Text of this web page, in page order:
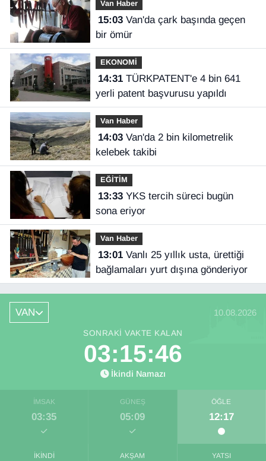
Van Haber
15:03Van'da çark başında geçen
bir ömür
EKONOMİ
14:31TÜRKPATENT'e 4 bin 641
yerli patent başvurusu yapıldı
Van Haber
14:03Van'da 2 bin kilometrelik
kelebek takibi
EĞİTİM
13:33YKS tercih süreci bugün
sona eriyor
Van Haber
13:01Vanlı 25 yıllık usta, ürettiği
bağlamaları yurt dışına gönderiyor
VAN 10.08.2026
SONRAKI VAKTE KALAN
03:15:45
İkindi Namazı
İMSAK
03:35
GÜNEŞ
05:09
ÖĞLE
12:17
İKINDI AKŞAM YATSI